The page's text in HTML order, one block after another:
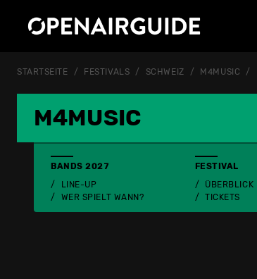
STARTSEITE FESTIVALS SCHWEIZ M4MUSIC
M4MUSIC
BANDS 2027
LINE-UP
WER SPIELT WANN?
FESTIVAL
ÜBERBLICK
TICKETS